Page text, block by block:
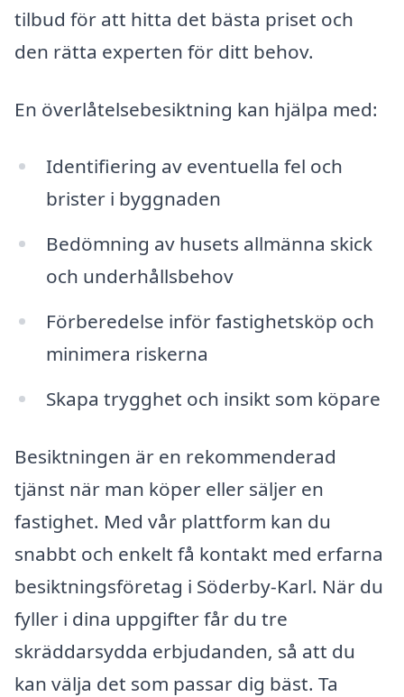
tilbud för att hitta det bästa priset och
den rätta experten för ditt behov.
En överlåtelsebesiktning kan hjälpa med:
Identifiering av eventuella fel och
brister i byggnaden
Bedömning av husets allmänna skick
och underhållsbehov
Förberedelse inför fastighetsköp och
minimera riskerna
Skapa trygghet och insikt som köpare
Besiktningen är en rekommenderad
tjänst när man köper eller säljer en
fastighet. Med vår plattform kan du
snabbt och enkelt få kontakt med erfarna
besiktningsföretag i Söderby-Karl. När du
fyller i dina uppgifter får du tre
skräddarsydda erbjudanden, så att du
kan välja det som passar dig bäst. Ta